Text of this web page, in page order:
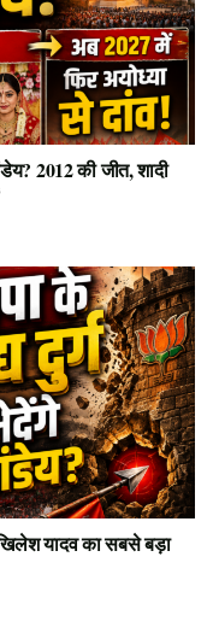
2012 की जीत, शादी
यादव का सबसे बड़ा